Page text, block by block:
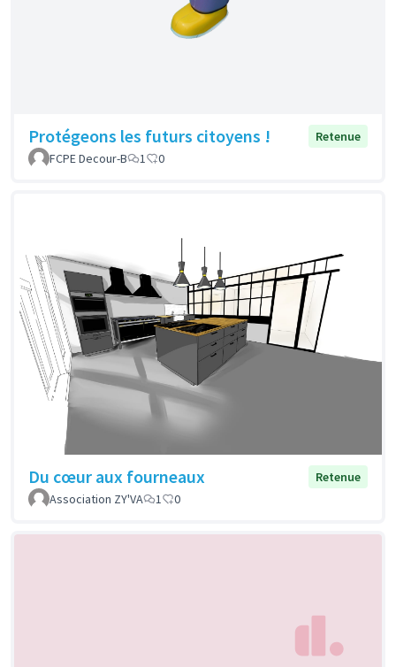
Protégeons les futurs citoyens !
Retenue
FCPE Decour-B
1 0
Du cœur aux fourneaux
Retenue
Association ZY'VA
1 0